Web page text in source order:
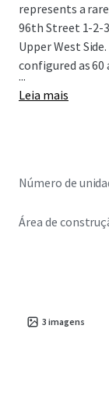
represents a
96th Street 1-
Upper West
configured as
...
Leia mais
Número de
Área de
3 imagens